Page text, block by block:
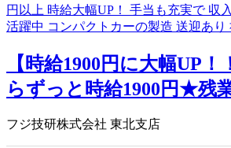
【時給1900円に大幅UP
らずっと時給1900円★残
フジ技研株式会社 東北支店